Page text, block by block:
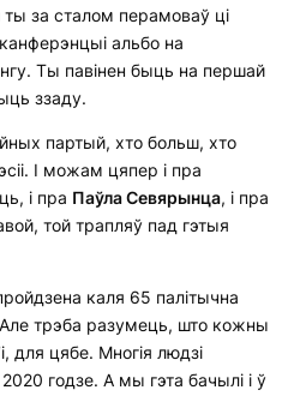
за сталом перамоваў ці
альбо на
Ты павінен быць на першай
ззаду.
партый, хто больш, хто
І можам цяпер і пра
і пра Паўла Севярынца, і пра
той трапляў пад гэтыя
каля 65 палітычна
трэба разумець, што кожны
для цябе. Многія людзі
2020 годзе. А мы гэта бачылі і ў